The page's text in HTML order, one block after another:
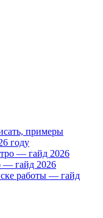
примеры
году
— гайд 2026
— гайд 2026
работы — гайд